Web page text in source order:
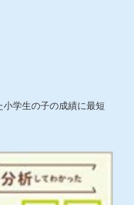
小学生の子の成績に最短